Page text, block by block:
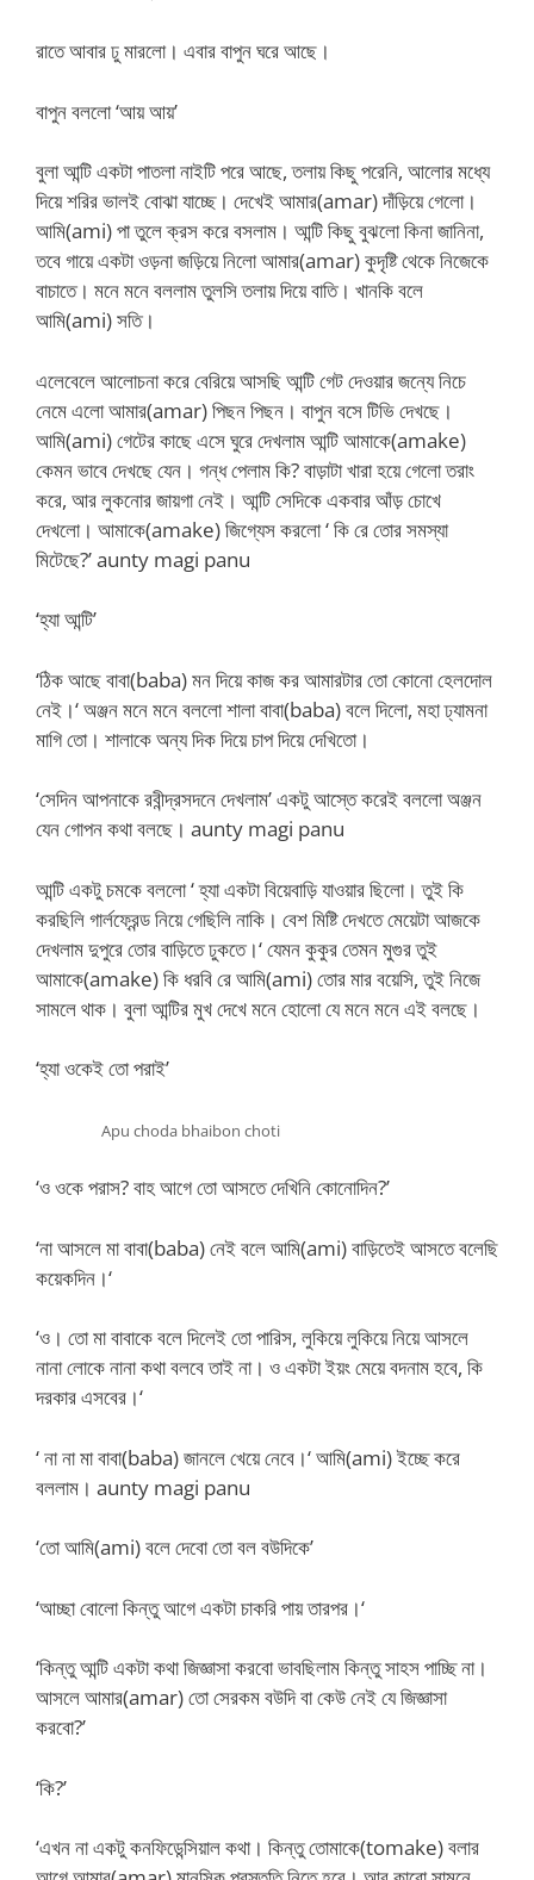
রাতে আবার ঢু মারলো। এবার বাপুন ঘরে আছে।
বাপুন বললো ‘আয় আয়’
বুলা আন্টি একটা পাতলা নাইটি পরে আছে, তলায় কিছু পরেনি, আলোর মধ্যে
দিয়ে শরির ভালই বোঝা যাচ্ছে। দেখেই আমার(amar) দাঁড়িয়ে গেলো।
আমি(ami) পা তুলে ক্রস করে বসলাম। আন্টি কিছু বুঝলো কিনা জানিনা,
তবে গায়ে একটা ওড়না জড়িয়ে নিলো আমার(amar) কুদৃষ্টি থেকে নিজেকে
বাচাতে। মনে মনে বললাম তুলসি তলায় দিয়ে বাতি। খানকি বলে
আমি(ami) সতি।
এলেবেলে আলোচনা করে বেরিয়ে আসছি আন্টি গেট দেওয়ার জন্যে নিচে
নেমে এলো আমার(amar) পিছন পিছন। বাপুন বসে টিভি দেখছে।
আমি(ami) গেটের কাছে এসে ঘুরে দেখলাম আন্টি আমাকে(amake)
কেমন ভাবে দেখছে যেন। গন্ধ পেলাম কি? বাড়াটা খারা হয়ে গেলো তরাং
করে, আর লুকনোর জায়গা নেই। আন্টি সেদিকে একবার আঁড় চোখে
দেখলো। আমাকে(amake) জিগ্যেস করলো ‘ কি রে তোর সমস্যা
মিটেছে?’ aunty magi panu
‘হ্যা আন্টি’
‘ঠিক আছে বাবা(baba) মন দিয়ে কাজ কর আমারটার তো কোনো হেলদোল
নেই।‘ অঞ্জন মনে মনে বললো শালা বাবা(baba) বলে দিলো, মহা ঢ্যামনা
মাগি তো। শালাকে অন্য দিক দিয়ে চাপ দিয়ে দেখিতো।
‘সেদিন আপনাকে রবীন্দ্রসদনে দেখলাম’ একটু আস্তে করেই বললো অঞ্জন
যেন গোপন কথা বলছে। aunty magi panu
আন্টি একটু চমকে বললো ‘ হ্যা একটা বিয়েবাড়ি যাওয়ার ছিলো। তুই কি
করছিলি গার্লফ্রেন্ড নিয়ে গেছিলি নাকি। বেশ মিষ্টি দেখতে মেয়েটা আজকে
দেখলাম দুপুরে তোর বাড়িতে ঢুকতে।‘ যেমন কুকুর তেমন মুগুর তুই
আমাকে(amake) কি ধরবি রে আমি(ami) তোর মার বয়েসি, তুই নিজে
সামলে থাক। বুলা আন্টির মুখ দেখে মনে হোলো যে মনে মনে এই বলছে।
‘হ্যা ওকেই তো পরাই’
Apu choda bhaibon choti
‘ও ওকে পরাস? বাহ আগে তো আসতে দেখিনি কোনোদিন?’
‘না আসলে মা বাবা(baba) নেই বলে আমি(ami) বাড়িতেই আসতে বলেছি
কয়েকদিন।‘
‘ও। তো মা বাবাকে বলে দিলেই তো পারিস, লুকিয়ে লুকিয়ে নিয়ে আসলে
নানা লোকে নানা কথা বলবে তাই না। ও একটা ইয়ং মেয়ে বদনাম হবে, কি
দরকার এসবের।‘
‘ না না মা বাবা(baba) জানলে খেয়ে নেবে।‘ আমি(ami) ইচ্ছে করে
বললাম। aunty magi panu
‘তো আমি(ami) বলে দেবো তো বল বউদিকে’
‘আচ্ছা বোলো কিন্তু আগে একটা চাকরি পায় তারপর।‘
‘কিন্তু আন্টি একটা কথা জিজ্ঞাসা করবো ভাবছিলাম কিন্তু সাহস পাচ্ছি না।
আসলে আমার(amar) তো সেরকম বউদি বা কেউ নেই যে জিজ্ঞাসা
করবো?’
‘কি?’
‘এখন না একটু কনফিডেন্সিয়াল কথা। কিন্তু তোমাকে(tomake) বলার